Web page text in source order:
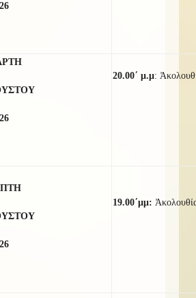
20.00΄ μ.μ:
19.00΄μμ: